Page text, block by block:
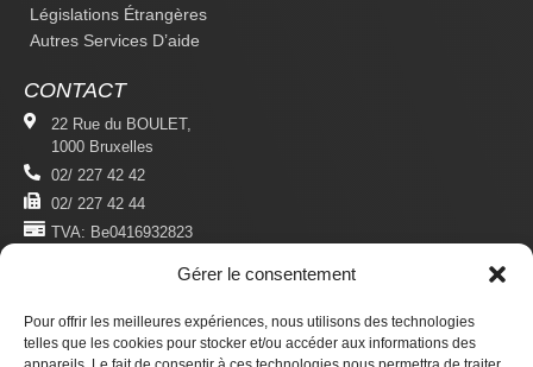
Gérer le consentement
Pour offrir les meilleures expériences, nous utilisons des technologies
telles que les cookies pour stocker et/ou accéder aux informations des
Législations Étrangères
Autres Services D’aide
CONTACT
22 Rue du BOULET,
1000 Bruxelles
02/ 227 42 42
02/ 227 42 44
TVA: Be0416932823
MENTIONS LÉGALES
Politique De Confidentialité
Conditions D'utilisation